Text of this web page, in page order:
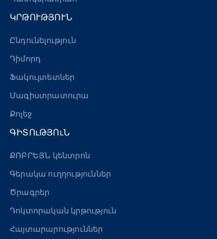
ԿՐԹՈՒԹՅՈՒՆ
Ընդունելություն
Դիմորդ
Ֆակուլտետներ
Մագիստրատուրա
Քոլեջ
ԳԻՏՈւԹՅՈւՆ
ՔՈԲՐԵՅՆ կենտրոն
Գերակա ուղղություններ
Ծրագրեր
Դոկտորական կրթություն
Հայտարարություններ